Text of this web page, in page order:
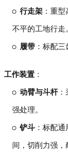
行走架 ：重
不平的工地行走
履带 ：标配
工作装置 ：
动臂与斗杆：
强处理。
铲斗 ：标配
间，切削力强，